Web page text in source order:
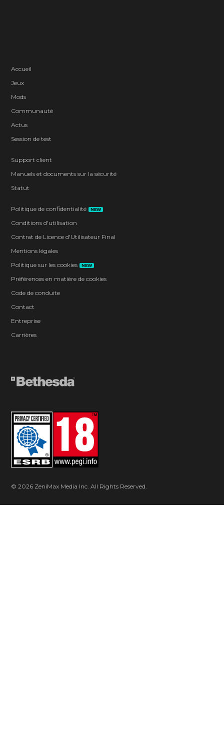
Accueil
Jeux
Mods
Communauté
Actus
Session de test
Support client
Manuels et documents sur la sécurité
Statut
Politique de confidentialité NEW
Conditions d'utilisation
Contrat de Licence d'Utilisateur Final
Mentions légales
Politique sur les cookies
NEW
Préférences en matière de cookies
Code de conduite
Contact
Entreprise
Carrières
© 2026 ZeniMax Media Inc. All Rights Reserved.